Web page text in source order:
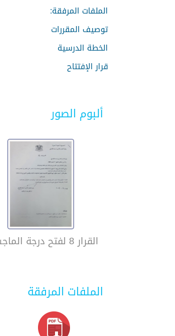
الملفات المرفقة:
توصيف المقررات
الخطة الدرسية
قرار الإفتتاح
ألبوم الصور
القرار 8 لفتح درجة الماجستير
الملفات المرفقة